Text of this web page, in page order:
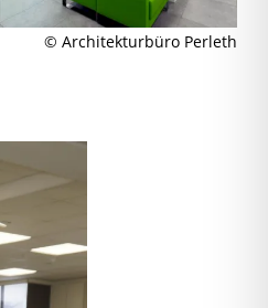
© Architekturbüro Perleth